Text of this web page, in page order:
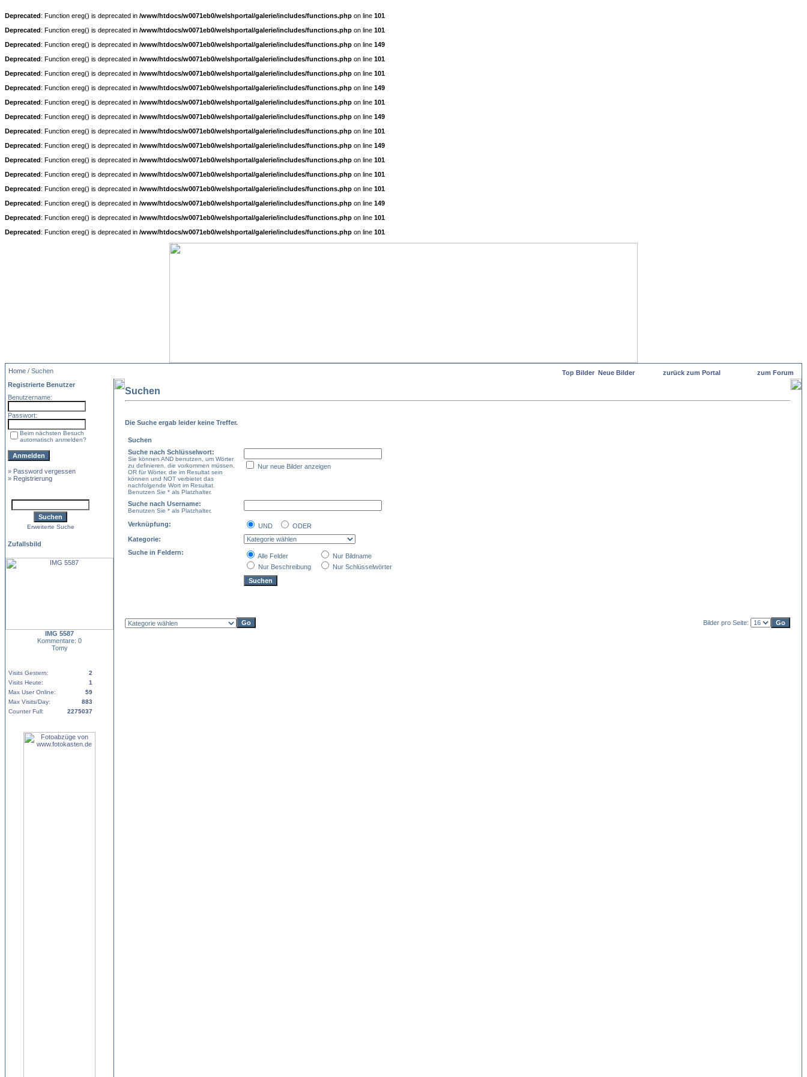
Deprecated: Function ereg() is deprecated in /www/htdocs/w0071eb0/welshportal/galerie/includes/functions.php on line 101
Deprecated: Function ereg() is deprecated in /www/htdocs/w0071eb0/welshportal/galerie/includes/functions.php on line 101
Deprecated: Function ereg() is deprecated in /www/htdocs/w0071eb0/welshportal/galerie/includes/functions.php on line 149
Deprecated: Function ereg() is deprecated in /www/htdocs/w0071eb0/welshportal/galerie/includes/functions.php on line 101
Deprecated: Function ereg() is deprecated in /www/htdocs/w0071eb0/welshportal/galerie/includes/functions.php on line 101
Deprecated: Function ereg() is deprecated in /www/htdocs/w0071eb0/welshportal/galerie/includes/functions.php on line 149
Deprecated: Function ereg() is deprecated in /www/htdocs/w0071eb0/welshportal/galerie/includes/functions.php on line 101
Deprecated: Function ereg() is deprecated in /www/htdocs/w0071eb0/welshportal/galerie/includes/functions.php on line 149
Deprecated: Function ereg() is deprecated in /www/htdocs/w0071eb0/welshportal/galerie/includes/functions.php on line 101
Deprecated: Function ereg() is deprecated in /www/htdocs/w0071eb0/welshportal/galerie/includes/functions.php on line 149
Deprecated: Function ereg() is deprecated in /www/htdocs/w0071eb0/welshportal/galerie/includes/functions.php on line 101
Deprecated: Function ereg() is deprecated in /www/htdocs/w0071eb0/welshportal/galerie/includes/functions.php on line 101
Deprecated: Function ereg() is deprecated in /www/htdocs/w0071eb0/welshportal/galerie/includes/functions.php on line 101
Deprecated: Function ereg() is deprecated in /www/htdocs/w0071eb0/welshportal/galerie/includes/functions.php on line 149
Deprecated: Function ereg() is deprecated in /www/htdocs/w0071eb0/welshportal/galerie/includes/functions.php on line 101
Deprecated: Function ereg() is deprecated in /www/htdocs/w0071eb0/welshportal/galerie/includes/functions.php on line 101
Home / Suchen Top Bilder Neue Bilder zurück zum Portal
zum Forum
Registrierte Benutzer
Benutzername:
Passwort:
Beim nächsten Besuch
automatisch anmelden?
» Password vergessen
» Registrierung
Erweiterte Suche
Zufallsbild
IMG 5587
Kommentare: 0
Tomy
Visits Gestern:
2
Visits Heute:
1
Max User Online:
59
Max Visits/Day:
883
Counter Full:
2275037
Suchen
Die Suche ergab leider keine Treffer.
Suchen
Suche nach Schlüsselwort:
Sie können AND benutzen, um Wörter
zu definieren, die vorkommen müssen,
OR für Wörter, die im Resultat sein
können und NOT verbietet das
nachfolgende Wort im Resultat.
Benutzen Sie * als Platzhalter.
Nur neue Bilder anzeigen
Suche nach Username:
Benutzen Sie * als Platzhalter.
Verknüpfung: UND
ODER
Kategorie:
Suche in Feldern:
Alle Felder
Nur Bildname
Nur Beschreibung
Nur Schlüsselwörter
Bilder pro Seite: